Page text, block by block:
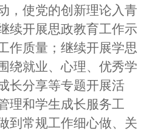
，使党的创新理论入青
续开展思政教育工作示
作质量；继续开展学思
绕就业、心理、优秀学
长分享等专题开展活
理和学生成长服务工
到常规工作细心做、关